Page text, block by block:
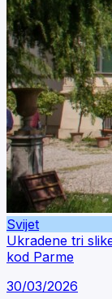
Svijet
Ukradene tri
kod Parme
30/03/2026